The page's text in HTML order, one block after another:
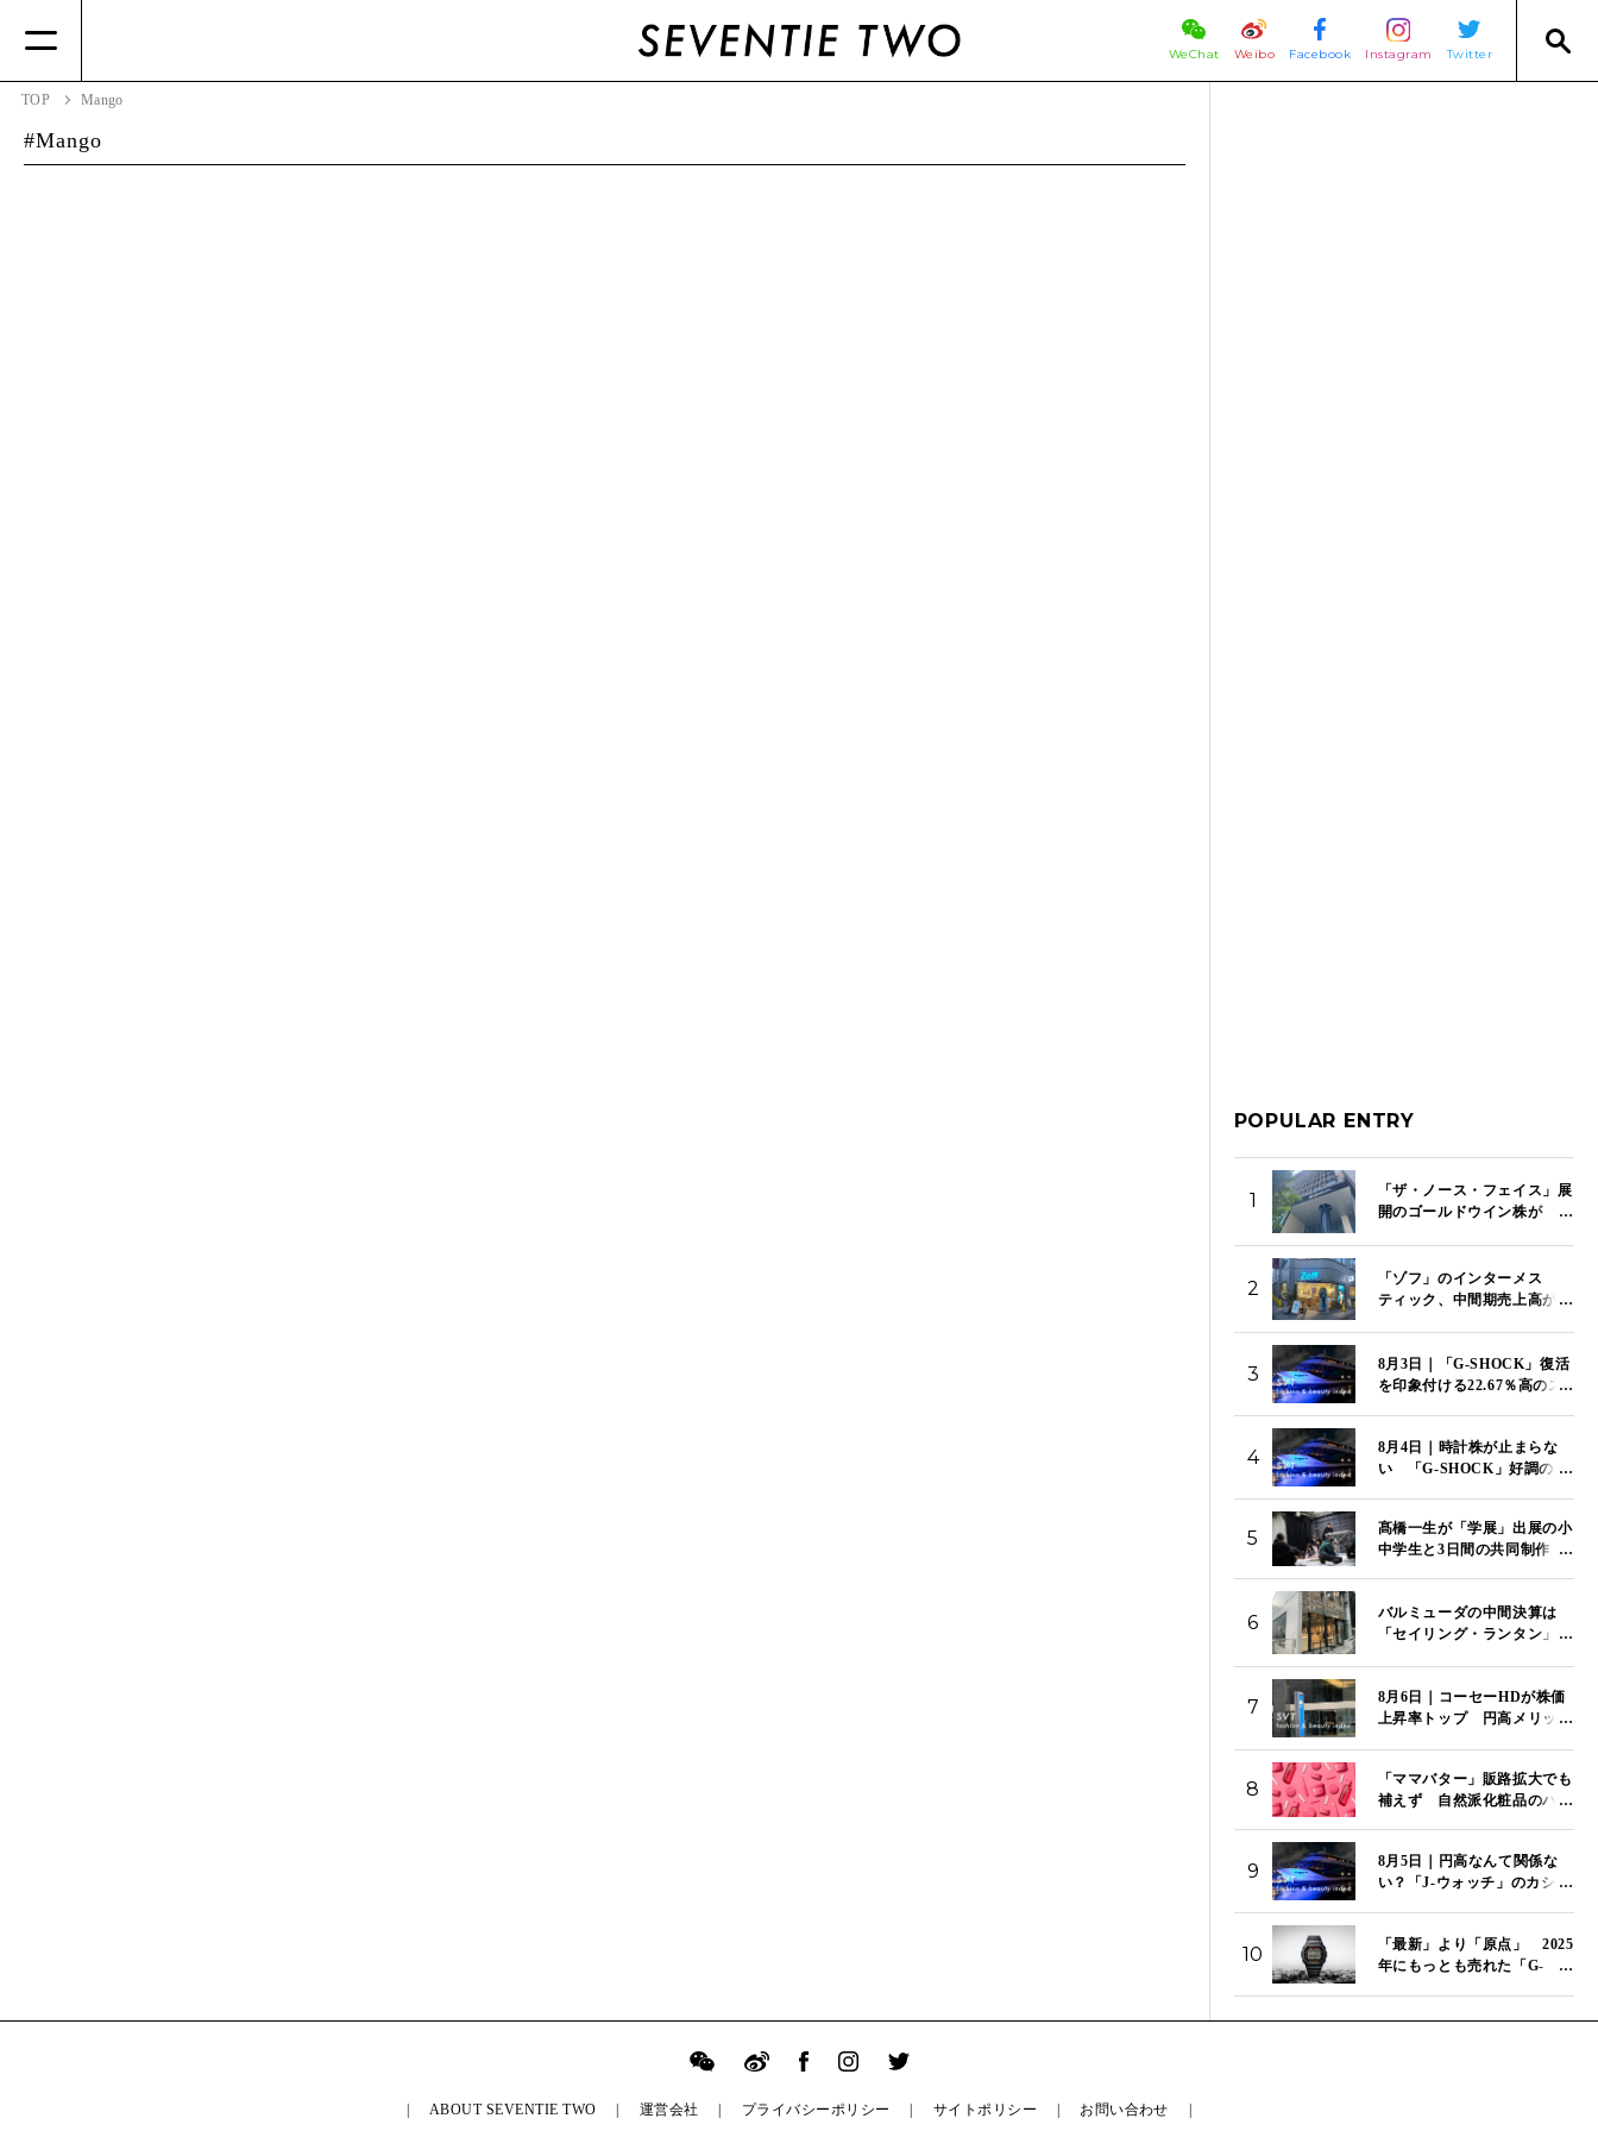
WeChat Weibo Facebook Instagram Twitter
TOP Mango
Mango
POPULAR ENTRY
1
「ザ・ノース・フェイス」展
開のゴールドウイン株が
り
2
「ゾフ」のインターメス
ティック、中間期売上高が8
ため」の目黒蓮CMで成長加
速
3
8月3日｜「G-SHOCK」復活
を印象付ける22.67％高のス
ス」は14,117ポイント
4
8月4日｜時計株が止まらな
い 「G-SHOCK」好調のカ
「SVT インデックス」は
14,081ポイント
5
髙橋一生が「学展」出展の小
中学生と3日間の共同制作
6
バルミューダの中間決算は
「セイリング・ランタン」が
7
8月6日｜コーセーHDが株価
上昇率トップ 円高メリット
をけん引 「SVT インデッ
クス」は14,272ポイント
8
「ママバター」販路拡大でも
補えず 自然派化粧品のハウ
9
8月5日｜円高なんて関係な
い？「J-ウォッチ」のカシ
インデックス」は13,980ポイ
ント
10
「最新」より「原点」 2025
年にもっとも売れた「G-
ABOUT SEVENTIE TWO 運営会社 プライバシーポリシー サイトポリシー お問い合わせ